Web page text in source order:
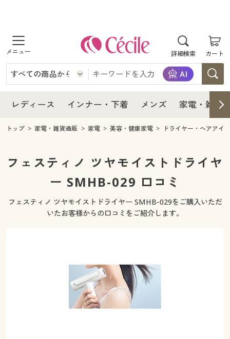
詳細検索 カート
商品を探す
レディース
レディースファッション
インナー・下着
インナー・下着通販すべて
ジュニア・ティーンズ下着
メンズ
メンズファッション
メンズ下着
家電・雑貨
家電・雑貨すべて
寝具・インテリア・家具
寝具・インテリア・家具通販すべて
カーテン・ラグ・ファブリック
美容・健康
美容・健康・サプリメント
制服・スクールすべて
大きいサイズ通販すべて
レディース インナー・下着 メンズ 家電・雑貨
レディース
レディース通販すべて
レディースファッション
インナー・下着
インナー・下着通販すべて
ジュニア・ティーンズ下着
メンズ
キッチン・雑貨・日用品
寝具・インテリア・家具通販すべて
家具・収納
カーテン・ラグ・ファブリック
美容・健康通販すべて
制服・スクール
ジュニア・ティーンズ下着
大きいサイズ通販すべて
大きいサイズ レディース服
トップ 家電・雑貨通販 家電 美容・健康家電 ドライヤー・ヘアアイ
フェスティノ ツヤモイストドライヤ
ー SMHB-029 口コミ
フェスティノ ツヤモイストドライヤー SMHB-029をご購入いただ
いたお客様からの口コミをご紹介します。